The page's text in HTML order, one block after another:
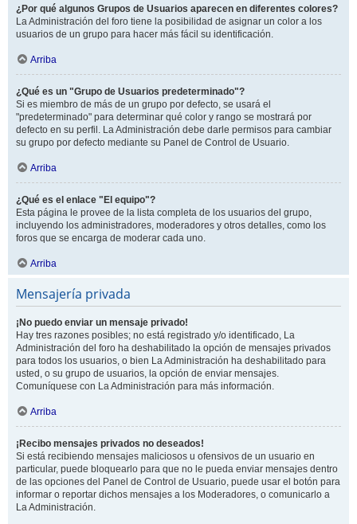
¿Por qué algunos Grupos de Usuarios aparecen en diferentes colores?
La Administración del foro tiene la posibilidad de asignar un color a los
usuarios de un grupo para hacer más fácil su identificación.
Arriba
¿Qué es un "Grupo de Usuarios predeterminado"?
Si es miembro de más de un grupo por defecto, se usará el
"predeterminado" para determinar qué color y rango se mostrará por
defecto en su perfil. La Administración debe darle permisos para cambiar
su grupo por defecto mediante su Panel de Control de Usuario.
Arriba
¿Qué es el enlace "El equipo"?
Esta página le provee de la lista completa de los usuarios del grupo,
incluyendo los administradores, moderadores y otros detalles, como los
foros que se encarga de moderar cada uno.
Arriba
Mensajería privada
¡No puedo enviar un mensaje privado!
Hay tres razones posibles; no está registrado y/o identificado, La
Administración del foro ha deshabilitado la opción de mensajes privados
para todos los usuarios, o bien La Administración ha deshabilitado para
usted, o su grupo de usuarios, la opción de enviar mensajes.
Comuníquese con La Administración para más información.
Arriba
¡Recibo mensajes privados no deseados!
Si está recibiendo mensajes maliciosos u ofensivos de un usuario en
particular, puede bloquearlo para que no le pueda enviar mensajes dentro
de las opciones del Panel de Control de Usuario, puede usar el botón para
informar o reportar dichos mensajes a los Moderadores, o comunicarlo a
La Administración.